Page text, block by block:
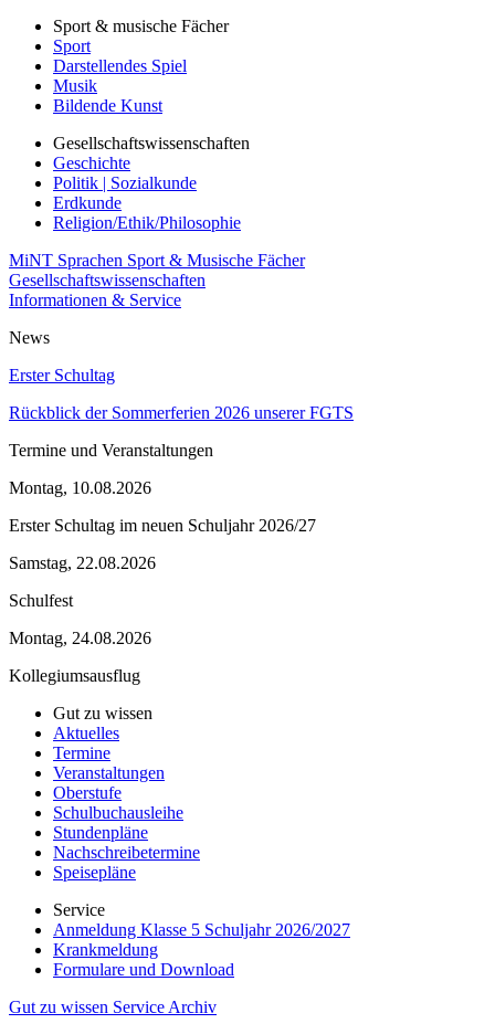
Sport & musische Fächer
Sport
Darstellendes Spiel
Musik
Bildende Kunst
Gesellschaftswissenschaften
Geschichte
Politik | Sozialkunde
Erdkunde
Religion/Ethik/Philosophie
MiNT Sprachen Sport & Musische Fächer
Gesellschaftswissenschaften
Informationen & Service
News
Erster Schultag
Rückblick der Sommerferien 2026 unserer FGTS
Termine und Veranstaltungen
Montag, 10.08.2026
Erster Schultag im neuen Schuljahr 2026/27
Samstag, 22.08.2026
Schulfest
Montag, 24.08.2026
Kollegiumsausflug
Gut zu wissen
Aktuelles
Termine
Veranstaltungen
Oberstufe
Schulbuchausleihe
Stundenpläne
Nachschreibetermine
Speisepläne
Service
Anmeldung Klasse 5 Schuljahr 2026/2027
Krankmeldung
Formulare und Download
Gut zu wissen Service Archiv